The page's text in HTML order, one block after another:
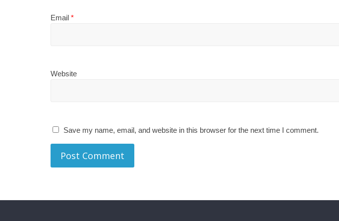
Email *
Website
Save my name, email, and website in this browser for the next time I comment.